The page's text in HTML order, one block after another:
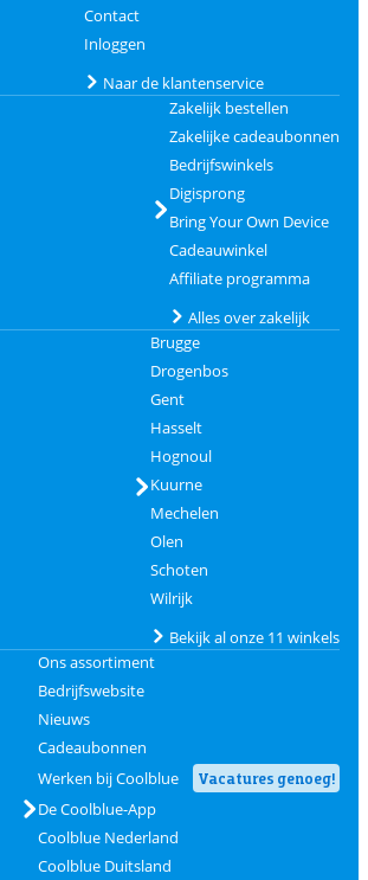
Contact
Inloggen
Naar de klantenservice
Zakelijk bestellen
Zakelijke cadeaubonnen
Bedrijfswinkels
Digisprong
Bring Your Own Device
Cadeauwinkel
Affiliate programma
Alles over zakelijk
Brugge
Drogenbos
Gent
Hasselt
Hognoul
Kuurne
Mechelen
Olen
Schoten
Wilrijk
Bekijk al onze 11 winkels
Ons assortiment
Bedrijfswebsite
Nieuws
Cadeaubonnen
Werken bij Coolblue
Vacatures genoeg!
De Coolblue-App
Coolblue Nederland
Coolblue Duitsland